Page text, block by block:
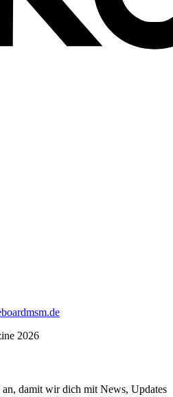
2026
damit wir dich mit News, Updates